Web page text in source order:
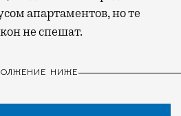
апартаментов, но те
не спешат.
НИЖЕ